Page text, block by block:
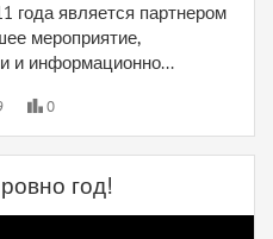
года является партнером
мероприятие,
и информационно...
0
год!